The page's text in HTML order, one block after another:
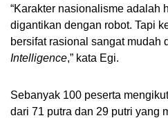
“Karakter nasionalisme adalah
digantikan dengan robot. Tapi
bersifat rasional sangat mudah
Intelligence,” kata Egi.
Sebanyak 100 peserta
dari 71 putra dan 29 putri yang